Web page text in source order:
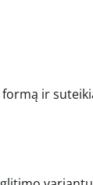
formą ir